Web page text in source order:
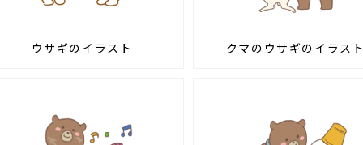
ウサギのイラスト クマのウサギのイラスト